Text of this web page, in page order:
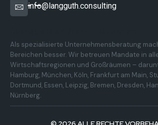
info@langguth.consulting
Als spezialisierte Unternehmensberatung
Bereichen besser. Wir betreuen Mandate in
Wirtschaftsregionen und Großräumen –
Hamburg, München, Köln, Frankfurt am Main,
Dortmund, Essen, Leipzig, Bremen, Dresden,
Nürnberg.